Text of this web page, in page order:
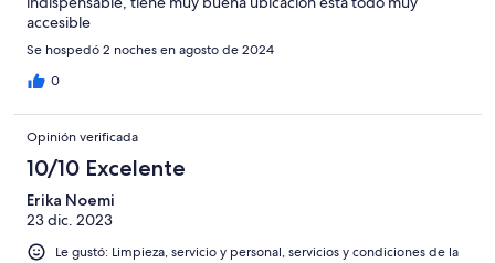
accesible
Se hospedó 2 noches en agosto de 2024
0
Opinión verificada
10/10 Excelente
Erika Noemi
23 dic. 2023
Le gustó: Limpieza, servicio y personal, servicios y condiciones de la